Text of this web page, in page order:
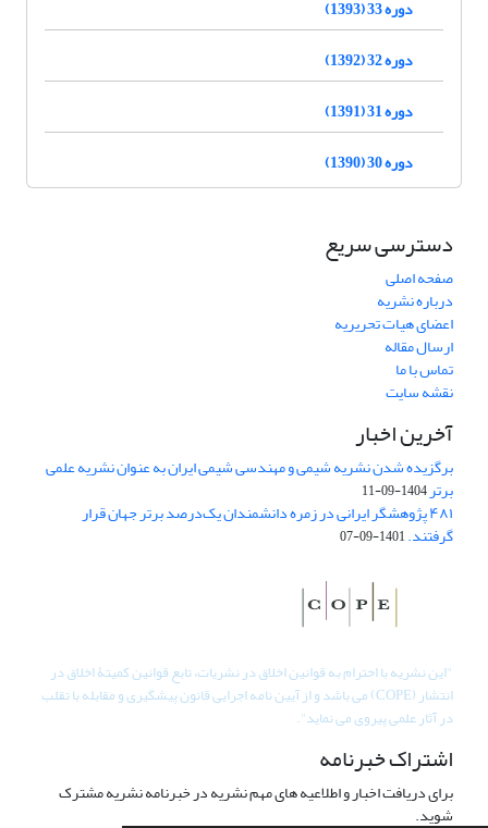
دوره 33 (1393)
دوره 32 (1392)
دوره 31 (1391)
دوره 30 (1390)
دسترسی سریع
صفحه اصلی
درباره نشریه
اعضای هیات تحریریه
ارسال مقاله
تماس با ما
نقشه سایت
آخرین اخبار
برگزیده شدن نشریه شیمی و مهندسی شیمی ایران به عنوان نشریه علمی
برتر1404-09-11
۴۸۱ پژوهشگر ایرانی در زمره دانشمندان یک‌درصد برتر جهان قرار
گرفتند.1401-09-07
"این نشریه با احترام به قوانین اخلاق در نشریات، تابع قوانین کمیتۀ اخلاق در
انتشار (COPE) می باشد و از آیین نامه اجرایی قانون پیشگیری و مقابله با تقلب
در آثار علمی پیروی می نماید".
اشتراک خبرنامه
برای دریافت اخبار و اطلاعیه های مهم نشریه در خبرنامه نشریه مشترک
شوید.